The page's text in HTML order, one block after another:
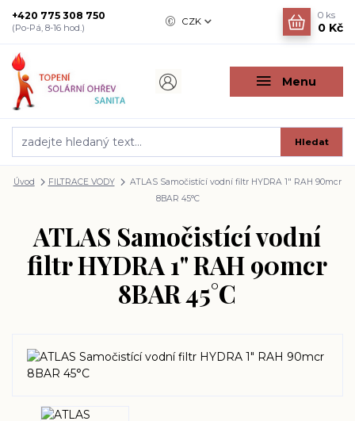
Menu
CZK
Hledat
+420 775 308 750
(Po-Pá, 8-16 hod.)
0 ks
0 Kč
Úvod FILTRACE VODY
ATLAS Samočistící vodní filtr HYDRA 1" RAH 90mcr
8BAR 45°C
ATLAS Samočistící vodní
filtr HYDRA 1" RAH 90mcr
8BAR 45°C